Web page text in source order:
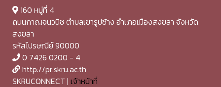
160 หมู่ที่ 4
ถนนกาญจนวนิช ตำบลเขารูปช้าง อำเภอเมืองสงขลา จังหวัด
สงขลา
รหัสไปรษณีย์ 90000
0 7426 0200 - 4
http://pr.skru.ac.th
SKRUCONNECT | เจ้าหน้าที่